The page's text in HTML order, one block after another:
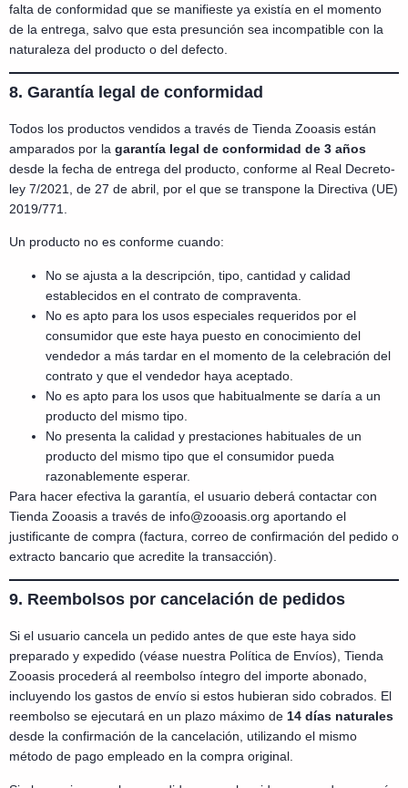
falta de conformidad que se manifieste ya existía en el momento
de la entrega, salvo que esta presunción sea incompatible con la
naturaleza del producto o del defecto.
8. Garantía legal de conformidad
Todos los productos vendidos a través de Tienda Zooasis están
amparados por la garantía legal de conformidad de 3 años
desde la fecha de entrega del producto, conforme al Real Decreto-
ley 7/2021, de 27 de abril, por el que se transpone la Directiva (UE)
2019/771.
Un producto no es conforme cuando:
No se ajusta a la descripción, tipo, cantidad y calidad
establecidos en el contrato de compraventa.
No es apto para los usos especiales requeridos por el
consumidor que este haya puesto en conocimiento del
vendedor a más tardar en el momento de la celebración del
contrato y que el vendedor haya aceptado.
No es apto para los usos que habitualmente se daría a un
producto del mismo tipo.
No presenta la calidad y prestaciones habituales de un
producto del mismo tipo que el consumidor pueda
razonablemente esperar.
Para hacer efectiva la garantía, el usuario deberá contactar con
Tienda Zooasis a través de info@zooasis.org aportando el
justificante de compra (factura, correo de confirmación del pedido o
extracto bancario que acredite la transacción).
9. Reembolsos por cancelación de pedidos
Si el usuario cancela un pedido antes de que este haya sido
preparado y expedido (véase nuestra Política de Envíos), Tienda
Zooasis procederá al reembolso íntegro del importe abonado,
incluyendo los gastos de envío si estos hubieran sido cobrados. El
reembolso se ejecutará en un plazo máximo de 14 días naturales
desde la confirmación de la cancelación, utilizando el mismo
método de pago empleado en la compra original.